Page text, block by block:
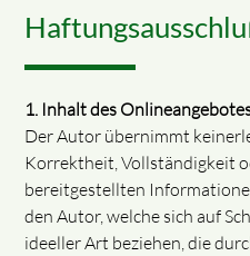
1. Inhalt des
Der Autor übernimmt
Korrektheit, Vollständigkeit
bereitgestellten
den Autor, welche sich auf
ideeller Art beziehen, die